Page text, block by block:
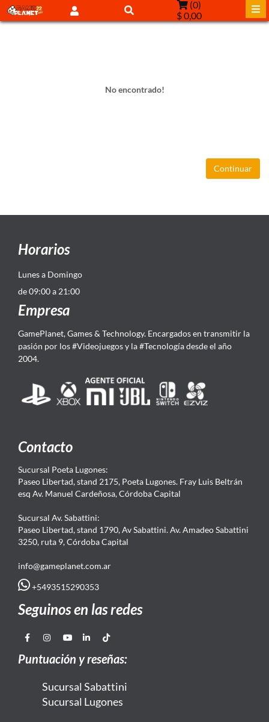
(0)
$ 0,00
No encontrado!
Continuar
Horarios
Lunes a Domingo
de 09:00 a 21:00
Empresa
GamePlanet, Games & Technology. Encargados en transmitir la
pasión por los #Videojuegos y la #Tecnología desde el año
2004.
Contacto
Sucursal Poeta Lugones:
Paseo Libertad, stand 2175, Poeta Lugones. Fray Luis Beltrán
esq Av. Manuel Cardeñosa, Córdoba Capital
Sucursal Av. Sabattini:
Paseo Libertad, stand 1790, Av Sabattini. Av. Amadeo Sabattini
3250, ruta 9, Córdoba Capital
info@gameplanet.com.ar
+5493515290353
Seguinos en las redes
Puntuación y reseñas:
Sucursal Sabattini
Sucursal Lugones